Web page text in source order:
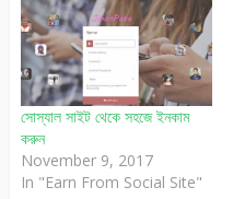
সোস্যাল সাইট থেকে সহজে ইনকাম
করুন
November 9, 2017
In "Earn From Social Site"